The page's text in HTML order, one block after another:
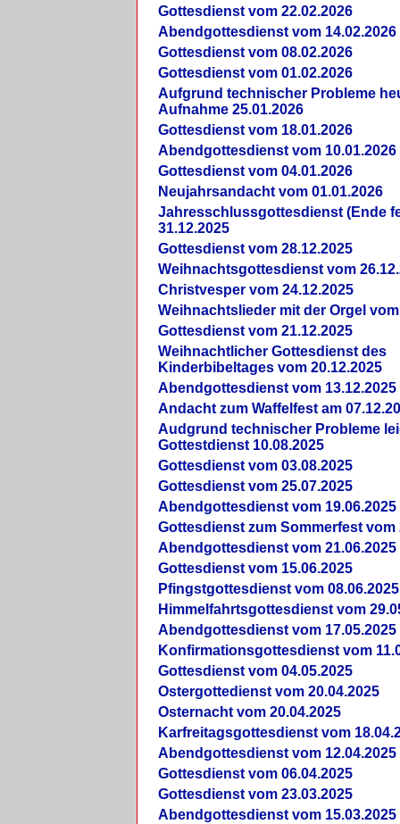
Gottesdienst vom 22.02.2026
Abendgottesdienst vom 14.02.2026
Gottesdienst vom 08.02.2026
Gottesdienst vom 01.02.2026
Aufgrund technischer Probleme
Aufnahme 25.01.2026
Gottesdienst vom 18.01.2026
Abendgottesdienst vom 10.01.2026
Gottesdienst vom 04.01.2026
Neujahrsandacht vom 01.01.2026
Jahresschlussgottesdienst (Ende
31.12.2025
Gottesdienst vom 28.12.2025
Weihnachtsgottesdienst vom
Christvesper vom 24.12.2025
Weihnachtslieder mit der Orgel vom
Gottesdienst vom 21.12.2025
Weihnachtlicher Gottesdienst des
Kinderbibeltages vom 20.12.2025
Abendgottesdienst vom 13.12.2025
Andacht zum Waffelfest am
Audgrund technischer Probleme
Gottestdienst 10.08.2025
Gottesdienst vom 03.08.2025
Gottesdienst vom 25.07.2025
Abendgottesdienst vom 19.06.2025
Gottesdienst zum Sommerfest vom
Abendgottesdienst vom 21.06.2025
Gottesdienst vom 15.06.2025
Pfingstgottesdienst vom 08.06.2025
Himmelfahrtsgottesdienst vom
Abendgottesdienst vom 17.05.2025
Konfirmationsgottesdienst vom
Gottesdienst vom 04.05.2025
Ostergottedienst vom 20.04.2025
Osternacht vom 20.04.2025
Karfreitagsgottesdienst vom
Abendgottesdienst vom 12.04.2025
Gottesdienst vom 06.04.2025
Gottesdienst vom 23.03.2025
Abendgottesdienst vom 15.03.2025